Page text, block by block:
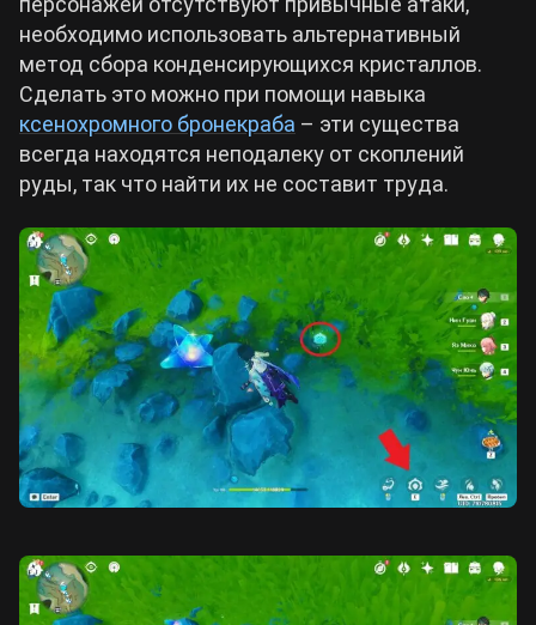
Невиллет
Нин Гуан
Нахида
Коллеи
⭐⭐
Копченый цыпленочек
⭐⭐
Капуста
Копченая
Лапша «Дары гор»
⭐⭐
Муках2
Гриб х3
Сырое
необходимо использовать альтернативный
метод сбора конденсирующихся кристаллов.
Сделать это можно при помощи навыка
ксенохромного бронекраба – эти существа
всегда находятся неподалеку от скоплений
руды, так что найти их не составит труда.